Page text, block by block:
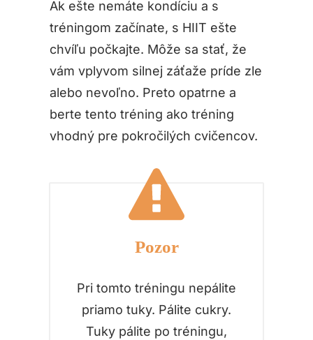
Ak ešte nemáte kondíciu a s
tréningom začínate, s HIIT ešte
chvíľu počkajte. Môže sa stať, že
vám vplyvom silnej záťaže príde zle
alebo nevoľno. Preto opatrne a
berte tento tréning ako tréning
vhodný pre pokročilých cvičencov.
Pozor
Pri tomto tréningu nepálite
priamo tuky. Pálite cukry.
Tuky pálite po tréningu,